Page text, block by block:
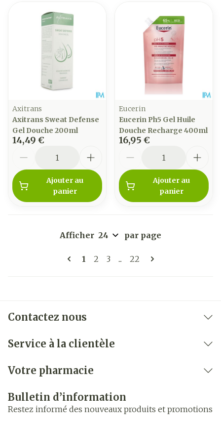
Axitrans
Axitrans Sweat Defense
Gel Douche 200ml
14,49 €
Ajouter au
panier
Eucerin
Eucerin Ph5 Gel Huile
Douche Recharge 400ml
16,95 €
Ajouter au
panier
Pages
Vous lisez actuellement la page
1 Page
2 Page
3 ... Page
22
Afficher par page
Contactez nous
Service à la clientèle
Votre pharmacie
Bulletin d’information
Restez informé des nouveaux produits et promotions